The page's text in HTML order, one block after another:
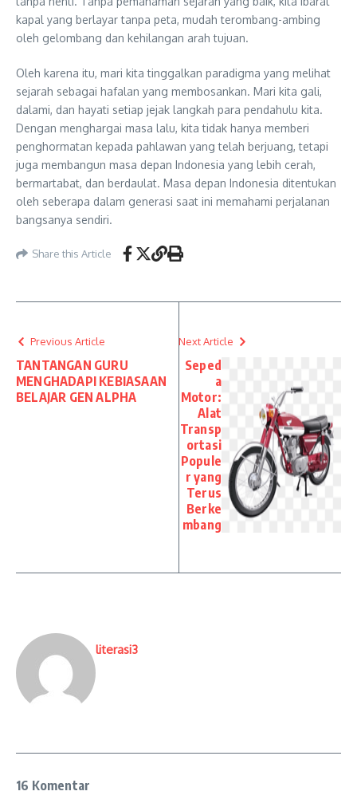
kapal yang berlayar tanpa peta, mudah terombang-ambing
oleh gelombang dan kehilangan arah tujuan.
Oleh karena itu, mari kita tinggalkan paradigma yang melihat
sejarah sebagai hafalan yang membosankan. Mari kita gali,
dalami, dan hayati setiap jejak langkah para pendahulu kita.
Dengan menghargai masa lalu, kita tidak hanya memberi
penghormatan kepada pahlawan yang telah berjuang, tetapi
juga membangun masa depan Indonesia yang lebih cerah,
bermartabat, dan berdaulat. Masa depan Indonesia ditentukan
oleh seberapa dalam generasi saat ini memahami perjalanan
bangsanya sendiri.
Share this Article
Previous Article
TANTANGAN GURU
MENGHADAPI KEBIASAAN
BELAJAR GEN ALPHA
Next Article
Seped
a
Motor:
Alat
Transp
ortasi
Popule
r yang
Terus
Berke
mbang
literasi3
16 Komentar